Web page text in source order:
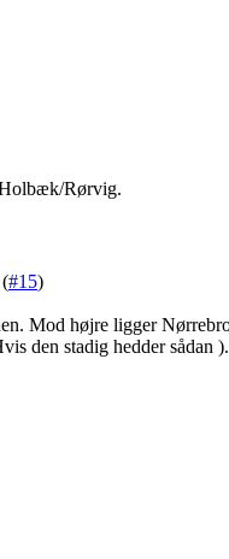
Rørvig.
#15)
Mod højre ligger
den stadig hedder sådan ).